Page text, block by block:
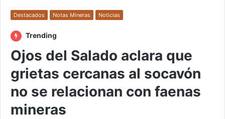
Destacados Notas Mineras Noticias
Trending
Ojos del Salado aclara que
grietas cercanas al socavón
no se relacionan con faenas
mineras